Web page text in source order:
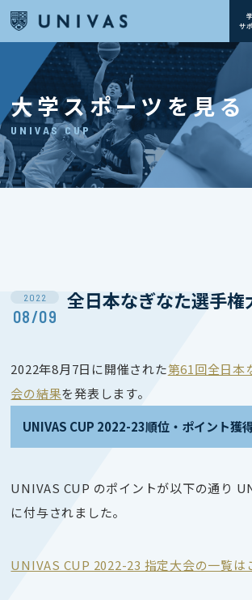
サ
大学スポーツを見る
UNIVAS CUP
2022
08/09
全日本なぎなた選手権
2022年8月7日 に開催された第61回全日本
会の結果を発表します。
UNIVAS CUP 2022-23順位・ポイント獲
UNIVAS CUP のポイントが以下の通り
に付与されました。
UNIVAS CUP 2022-23 指定大会の一覧は